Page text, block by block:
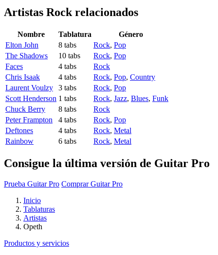
Artistas Rockrelacionados
Nombre Tablatura
Género
Elton John
8 tabs Rock, Pop
The Shadows
10 tabs Rock, Pop
Faces
4 tabs
Rock
Chris Isaak
4 tabs Rock, Pop, Country
Laurent Voulzy
3 tabs Rock, Pop
Scott Henderson 1 tabs Rock, Jazz, Blues, Funk
Chuck Berry
8 tabs
Rock
Peter Frampton
4 tabs Rock, Pop
Deftones
4 tabs Rock, Metal
Rainbow
6 tabs Rock, Metal
Consigue la última versión de Guitar Pro
Prueba Guitar Pro Comprar Guitar Pro
Inicio
Tablaturas
Artistas
Opeth
Productos y servicios